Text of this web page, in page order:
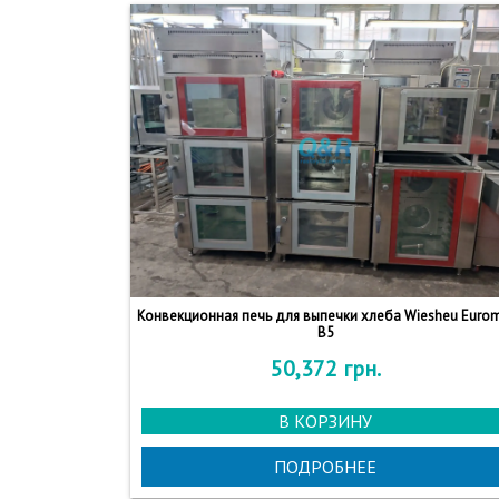
Конвекционная печь для выпечки хлеба Wiesheu
B5
50,372 грн.
В КОРЗИНУ
ПОДРОБНЕЕ